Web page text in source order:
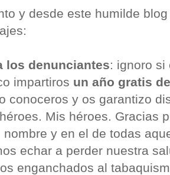
y desde este humilde
los denunciantes: ignoro si
impartiros un año gratis
conoceros y os garantizo
Mis héroes. Gracias
nombre y en el de todas
echar a perder nuestra
enganchados al